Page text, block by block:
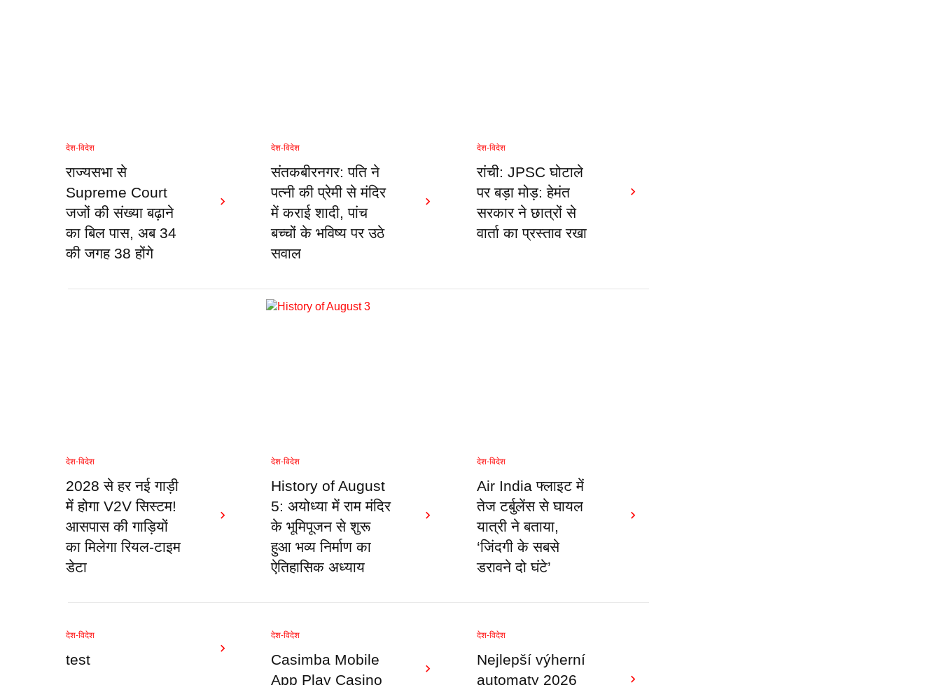
देश-विदेश
राज्यसभा से
Supreme Court
जजों की संख्या बढ़ाने
का बिल पास, अब 34
की जगह 38 होंगे
देश-विदेश
संतकबीरनगर: पति ने
पत्नी की प्रेमी से मंदिर
में कराई शादी, पांच
बच्चों के भविष्य पर उठे
सवाल
देश-विदेश
रांची: JPSC घोटाले
पर बड़ा मोड़: हेमंत
सरकार ने छात्रों से
वार्ता का प्रस्ताव रखा
देश-विदेश
2028 से हर नई गाड़ी
में होगा V2V सिस्टम!
आसपास की गाड़ियों
का मिलेगा रियल-टाइम
डेटा
देश-विदेश
History of August
5: अयोध्या में राम मंदिर
के भूमिपूजन से शुरू
हुआ भव्य निर्माण का
ऐतिहासिक अध्याय
देश-विदेश
Air India फ्लाइट में
तेज टर्बुलेंस से घायल
यात्री ने बताया,
‘जिंदगी के सबसे
डरावने दो घंटे’
देश-विदेश
test
देश-विदेश
Casimba Mobile
App Play Casino
देश-विदेश
Nejlepší výherní
automaty 2026